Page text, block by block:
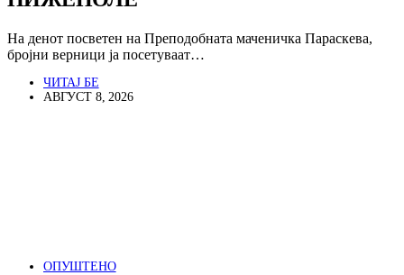
На денот посветен на Преподобната маченичка Параскева,
бројни верници ја посетуваат…
ЧИТАЈ БЕ
АВГУСТ 8, 2026
ОПУШТЕНО